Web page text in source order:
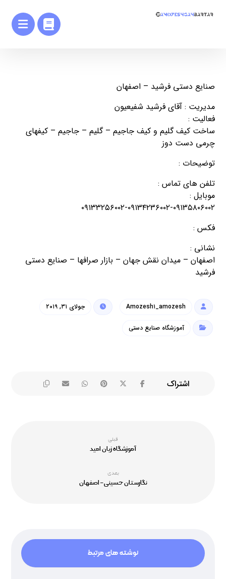
صنایع دستی فرشید – اصفهان
مدیریت : آقای فرشید شفیعیون
فعالیت :
ساخت کیف گلیم و کیف جاجیم – گلیم – جاجیم – کیفهای
چرمی دست دوز
توضیحات :
تلفن های تماس :
موبایل :
۰۹۱۳۳۲۵۶۰۰۲-۰۹۱۳۴۲۳۶۰۰۲-۰۹۱۳۵۸۰۶۰۰۲
فکس :
نشانی :
اصفهان – میدان نقش جهان – بازار صرافها – صنایع دستی
فرشید
Amozesh۱_amozesh جولای ۳۱, ۲۰۱۹
آموزشگاه صنایع دستی
قبلی
آموزشگاه زبان امید
بعدی
نگارستان حسینی – اصفهان
نوشته های مرتبط